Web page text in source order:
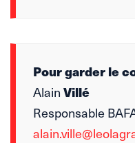
Pour garder le
AlainVillé
Responsable